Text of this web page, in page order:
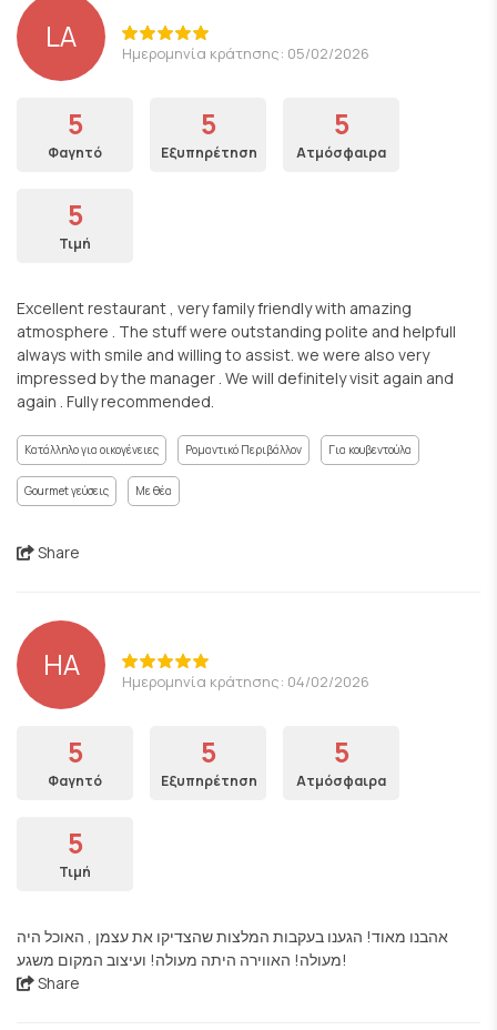
LA Ημερομηνία κράτησης: 05/02/2026
5
Φαγητό
5
Εξυπηρέτηση
5
Ατμόσφαιρα
5
Τιμή
Excellent restaurant , very family friendly with amazing
atmosphere . The stuff were outstanding polite and helpfull
always with smile and willing to assist. we were also very
impressed by the manager . We will definitely visit again and
again . Fully recommended.
Κατάλληλο για οικογένειες Ρομαντικό Περιβάλλον Για κουβεντούλα
Gourmet γεύσεις Με θέα
Share
HA Ημερομηνία κράτησης: 04/02/2026
5
Φαγητό
5
Εξυπηρέτηση
5
Ατμόσφαιρα
5
Τιμή
אהבנו מאוד! הגענו בעקבות המלצות שהצדיקו את עצמן , האוכל היה
מעולה! האווירה היתה מעולה! ועיצוב המקום משגע!
Share